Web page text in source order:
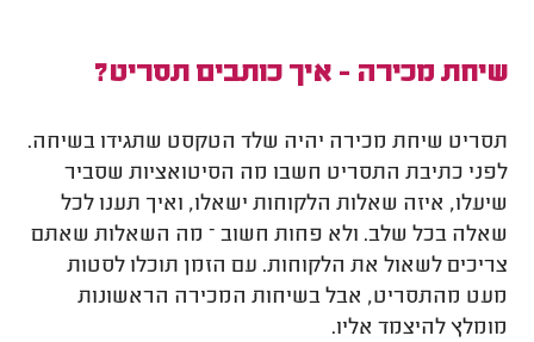
שיחת מכירה - איך כותבים תסריט?
תסריט שיחת מכירה יהיה שלד הטקסט שתגידו בשיחה.
לפני כתיבת התסריט חשבו מה הסיטואציות שסביר
שיעלו, איזה שאלות הלקוחות ישאלו, ואיך תענו לכל
שאלה בכל שלב. ולא פחות חשוב – מה השאלות שאתם
צריכים לשאול את הלקוחות. עם הזמן תוכלו לסטות
מעט מהתסריט, אבל בשיחות המכירה הראשונות
מומלץ להיצמד אליו.